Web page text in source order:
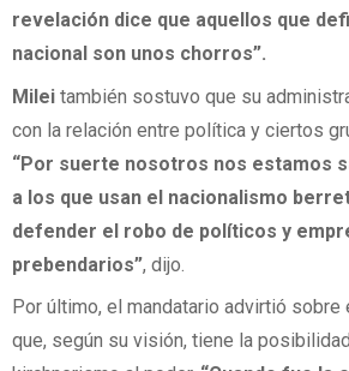
revelación dice que aquellos que
nacional son unos chorros”.
Milei también sostuvo que su
con la relación entre política y ciertos
“Por suerte nosotros nos estamos
a los que usan el nacionalismo
defender el robo de políticos y
prebendarios”, dijo.
Por último, el mandatario advirtió
que, según su visión, tiene la